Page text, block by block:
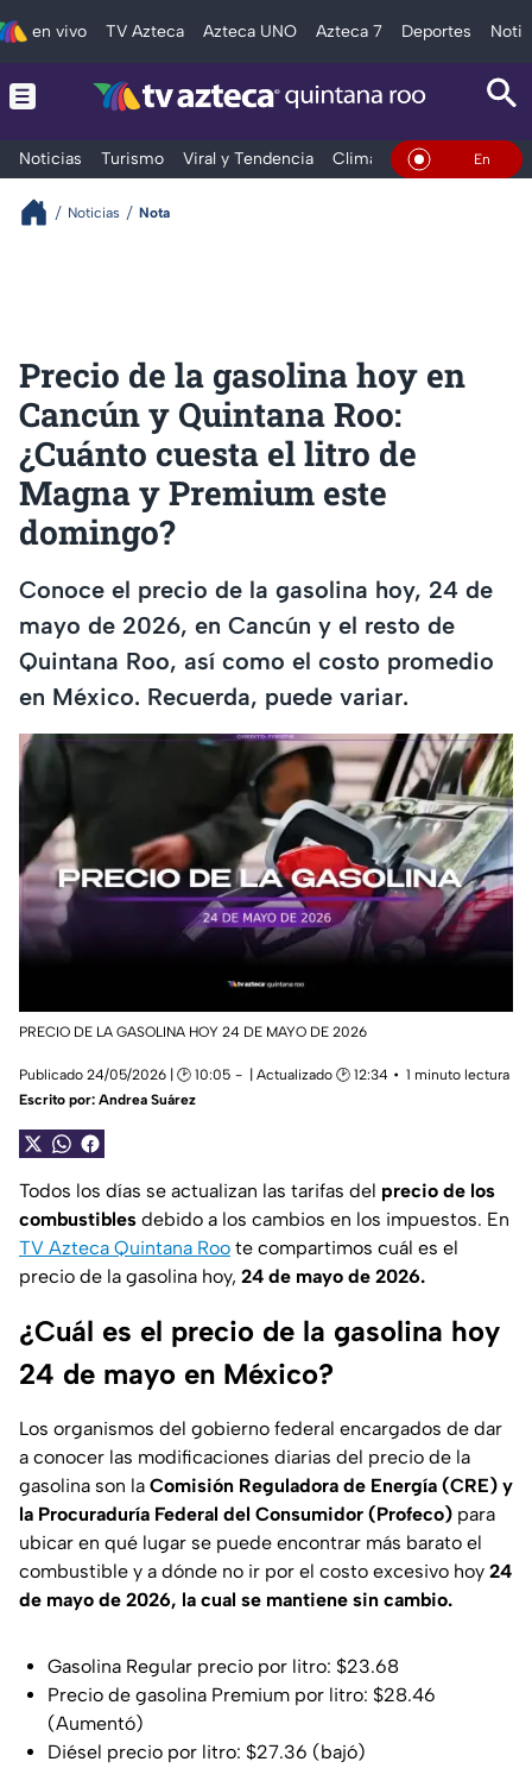
en vivo TV Azteca Azteca UNO Azteca 7 Deportes
Noticias Turismo Viral y Tendencia Clima Tráfico En Vivo
Noticias Nota
Precio de la gasolina hoy en
Cancún y Quintana Roo:
¿Cuánto cuesta el litro de
Magna y Premium este
domingo?
Conoce el precio de la gasolina hoy, 24 de
mayo de 2026, en Cancún y el resto de
Quintana Roo, así como el costo promedio
en México. Recuerda, puede variar.
PRECIO DE LA GASOLINA HOY 24 DE MAYO DE 2026
Publicado 24/05/2026 | 🕑 10:05 | Actualizado 🕑 12:34
1 minuto lectura
Escrito por: Andrea Suárez
Todos los días se actualizan las tarifas del precio de los
combustibles debido a los cambios en los impuestos. En
TV Azteca Quintana Roo te compartimos cuál es el
precio de la gasolina hoy, 24 de mayo de 2026.
¿Cuál es el precio de la gasolina hoy
24 de mayo en México?
Los organismos del gobierno federal encargados de dar
a conocer las modificaciones diarias del precio de la
gasolina son la Comisión Reguladora de Energía (CRE) y
la Procuraduría Federal del Consumidor (Profeco) para
ubicar en qué lugar se puede encontrar más barato el
combustible y a dónde no ir por el costo excesivo hoy 24
de mayo de 2026, la cual se mantiene sin cambio.
Gasolina Regular precio por litro: $23.68
Precio de gasolina Premium por litro: $28.46
(Aumentó)
Diésel precio por litro: $27.36 (bajó)